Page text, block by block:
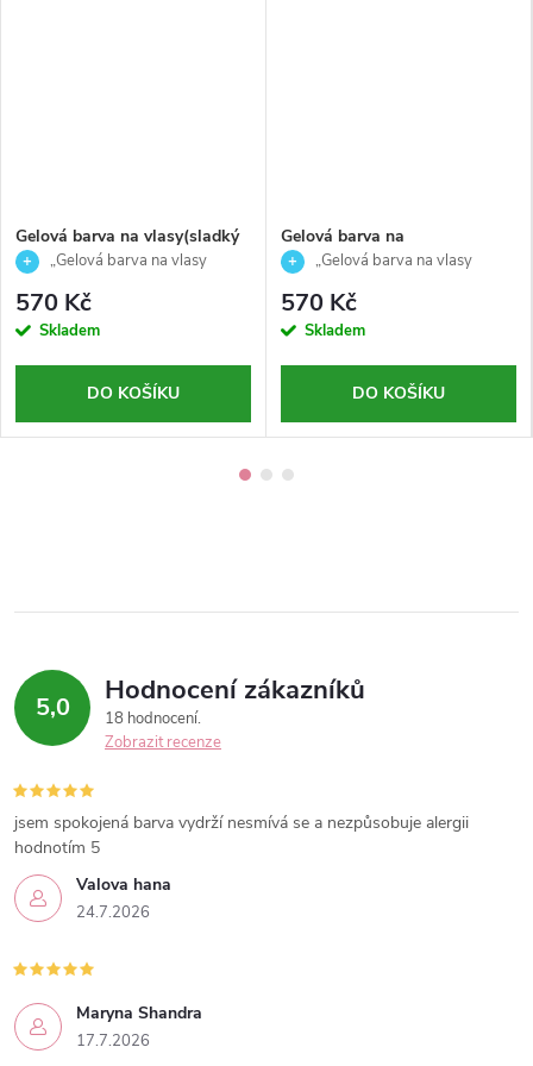
Gelová barva na vlasy(sladký
karamel)-JUST COLOR-
„Gelová barva na vlasy
Alter Ego 150 ml“
570 Kč
Skladem
DO KOŠÍKU
Gelová barva na
vlasy(Fuchsiová růže )-JUST
„Gelová barva na vlasy
Alter Ego 150 ml“
570 Kč
Skladem
DO KOŠÍKU
5,0 Hodnocení zákazníků
18 hodnocení
Zobrazit recenze
Valova hana
24.7.2026
jsem spokojená barva vydrží nesmívá se a nezpůsobuje alergii
hodnotím 5
Maryna Shandra
17.7.2026